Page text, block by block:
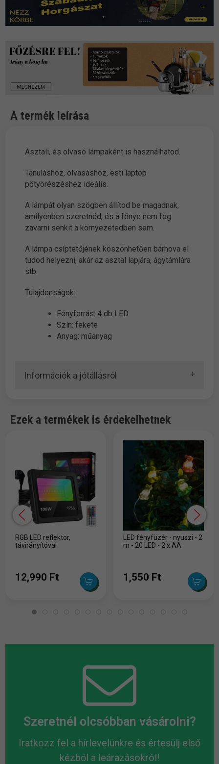
A termék leírása
Asztali, és olvasó lámpaként is használhatod.
Tanuláshoz, olvasáshoz, esti laptop
pötyörészéshez ideális.
A lámpát olyan szögben állítod be magadnak,
amilyenben szeretnéd, és a fénye nem fog
zavarni senkit a környezetedben sem.
A lámpa csíptetőjének köszönhetően bárhova el
tudod helyezni, akár az asztal lapjára, ágytámlára
stb.
Tulajdonságok:
Fényforrás: 4 db LED
Szín: fekete
Anyag: műanyag
Információk a jótállásról
Ezek a termékek is érdekelhetnek
RGB LED reflektor,
távirányítóval
12,990 Ft
LED fényfüzér - nyuszi - 2
m - 20 LED - 2 x AA
1,550 Ft
Szeretnél olcsóbban vásárolni?
Iratkozz fel a hírlevelünkre és értesülj első
kézből a leárazásokról!